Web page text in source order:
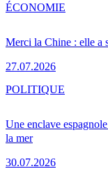
Merci la Chine : elle a
27.07.2026
ÉCONOMIE
Une enclave
la mer
30.07.2026
POLITIQUE